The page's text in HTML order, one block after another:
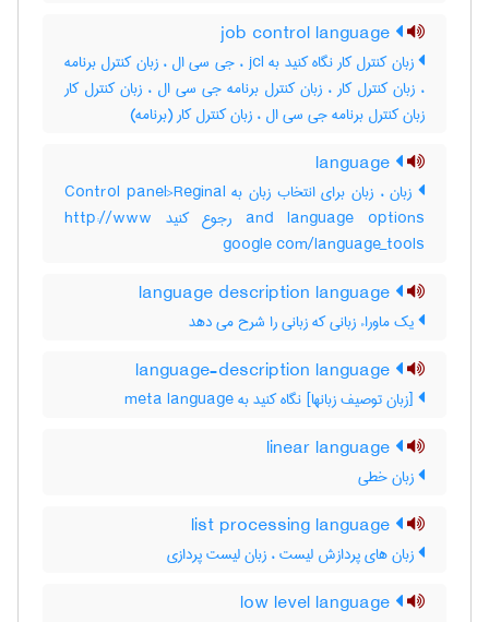
زبان کنترل کار نگاه کنید به jcl ، جی سی ال ، زبان کنترل برنامه
، زبان کنترل کار ، زبان کنترل برنامه جی سی ال ، زبان کنترل کار
زبان کنترل برنامه جی سی ال ، زبان کنترل کار (برنامه)
زبان ، زبان برای انتخاب زبان به Control panel>Reginal
and language options رجوع کنید http://www
google com/language_tools
یک ماوراء زبانی که زبانی را شرح می دهد
[زبان توصیف زبانها] نگاه کنید به ‎ meta language
زبان خطی
زبان های پردازش لیست ، زبان لیست پردازی